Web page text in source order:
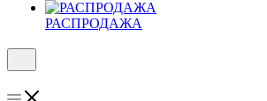
РАСПРОДАЖА